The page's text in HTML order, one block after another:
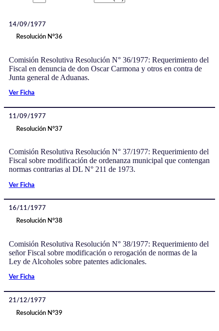
14/09/1977
Resolución N°36
Comisión Resolutiva Resolución N° 36/1977: Requerimiento del
Fiscal en denuncia de don Oscar Carmona y otros en contra de
Junta general de Aduanas.
Ver Ficha
11/09/1977
Resolución N°37
Comisión Resolutiva Resolución N° 37/1977: Requerimiento del
Fiscal sobre modificación de ordenanza municipal que contengan
normas contrarias al DL N° 211 de 1973.
Ver Ficha
16/11/1977
Resolución N°38
Comisión Resolutiva Resolución N° 38/1977: Requerimiento del
señor Fiscal sobre modificación o rerogación de normas de la
Ley de Alcoholes sobre patentes adicionales.
Ver Ficha
21/12/1977
Resolución N°39